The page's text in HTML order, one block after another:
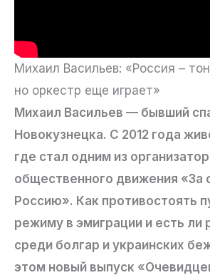
Михаил Васильев: «Россия –
но оркестр еще играет»
Михаил Васильев — бывший
Новокузнецка. С 2012 года
где стал одним из
общественного движения «За
Россию». Как противостоять
режиму в эмиграции и есть ли
среди болгар и украинских
этом новый выпуск